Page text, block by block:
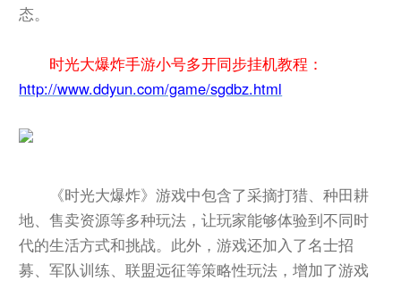
态。
时光大爆炸手游小号多开同步挂机教程：
http://www.ddyun.com/game/sgdbz.html
《时光大爆炸》游戏中包含了采摘打猎、种田耕
地、售卖资源等多种玩法，让玩家能够体验到不同时
代的生活方式和挑战。此外，游戏还加入了名士招
募、军队训练、联盟远征等策略性玩法，增加了游戏